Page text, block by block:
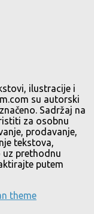
ilustracije i
su autorski
Sadržaj na
za osobnu
prodavanje,
tekstova,
prethodnu
putem
theme